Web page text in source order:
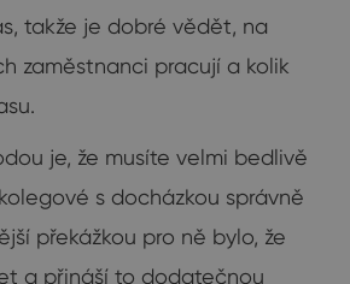
takže je dobré vědět, na
zaměstnanci pracují a kolik
je, že musíte velmi bedlivě
s docházkou správně
překážkou pro ně bylo, že
a přináší to dodatečnou